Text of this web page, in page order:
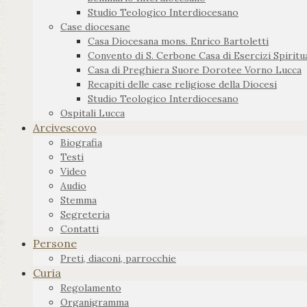
Studio Teologico Interdiocesano
Case diocesane
Casa Diocesana mons. Enrico Bartoletti
Convento di S. Cerbone Casa di Esercizi
Casa di Preghiera Suore Dorotee Vorno Lucca
Recapiti delle case religiose della Diocesi
Studio Teologico Interdiocesano
Ospitali Lucca
Arcivescovo
Biografia
Testi
Video
Audio
Stemma
Segreteria
Contatti
Persone
Preti, diaconi, parrocchie
Curia
Regolamento
Organigramma